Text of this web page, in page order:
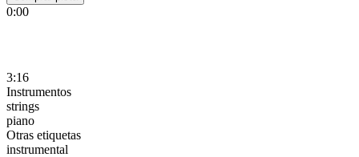
0:00
3:16
Instrumentos
strings
piano
Otras etiquetas
instrumental